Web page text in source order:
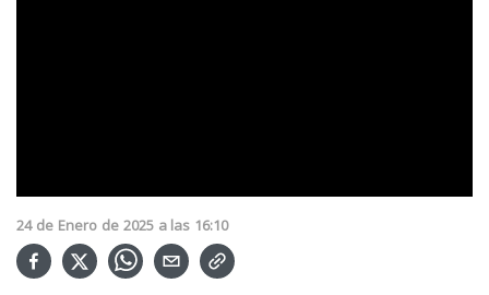
24 de Enero de 2025 a las 16:10